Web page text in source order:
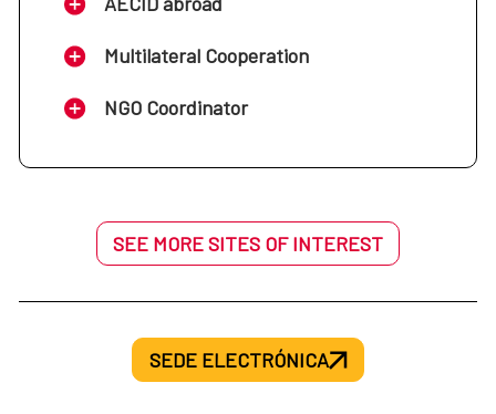
Multilateral Cooperation
NGO Coordinator
SEE MORE SITES OF INTEREST
SEDE ELECTRÓNICA